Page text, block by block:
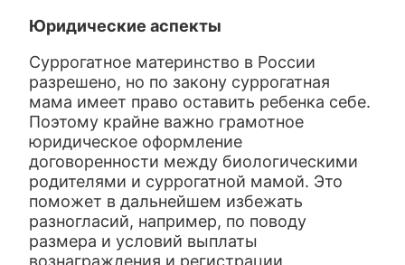
Юридические аспекты
Суррогатное материнство в России
разрешено, но по закону суррогатная
мама имеет право оставить ребенка себе.
Поэтому крайне важно грамотное
юридическое оформление
договоренности между биологическими
родителями и суррогатной мамой. Это
поможет в дальнейшем избежать
разногласий, например, по поводу
размера и условий выплаты
вознаграждения и регистрации